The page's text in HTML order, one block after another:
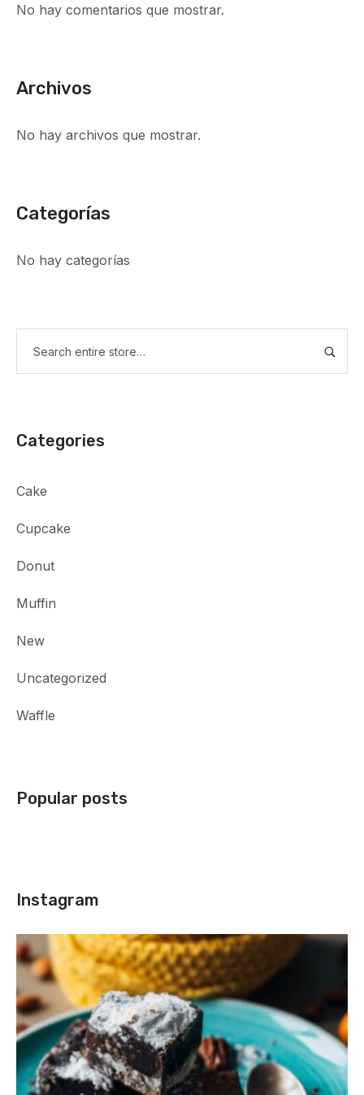
No hay comentarios que mostrar.
Archivos
No hay archivos que mostrar.
Categorías
No hay categorías
Categories
Cake
Cupcake
Donut
Muffin
New
Uncategorized
Waffle
Popular posts
Instagram